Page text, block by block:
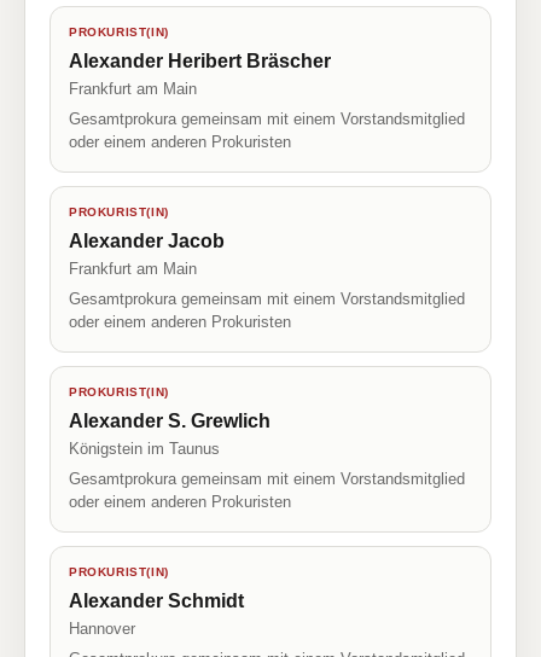
PROKURIST(IN)
Alexander Heribert Bräscher
Frankfurt am Main
Gesamtprokura gemeinsam mit einem Vorstandsmitglied
oder einem anderen Prokuristen
PROKURIST(IN)
Alexander Jacob
Frankfurt am Main
Gesamtprokura gemeinsam mit einem Vorstandsmitglied
oder einem anderen Prokuristen
PROKURIST(IN)
Alexander S. Grewlich
Königstein im Taunus
Gesamtprokura gemeinsam mit einem Vorstandsmitglied
oder einem anderen Prokuristen
PROKURIST(IN)
Alexander Schmidt
Hannover